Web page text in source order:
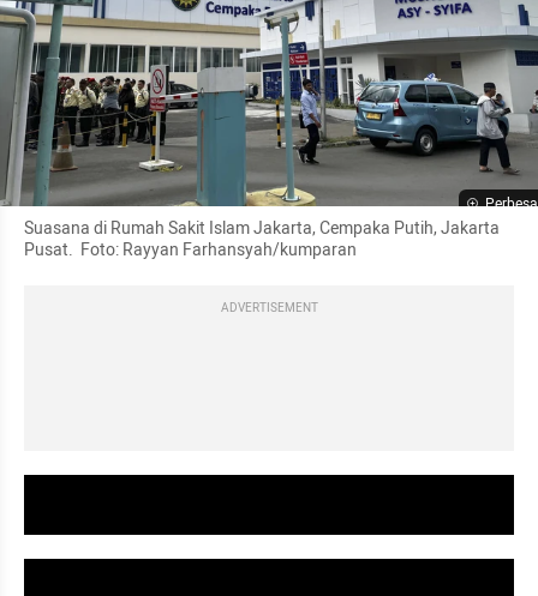
Suasana di Rumah Sakit Islam Jakarta, Cempaka Putih, Jakarta
Pusat.  Foto: Rayyan Farhansyah/kumparan
ADVERTISEMENT